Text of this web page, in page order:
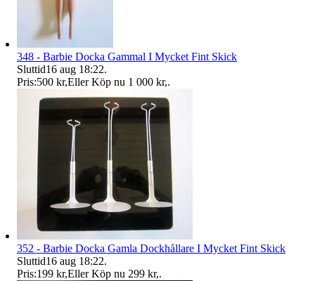
348 - Barbie Docka Gammal I Mycket Fint Skick
Sluttid16 aug 18:22.
Pris:500 kr,Eller Köp nu 1 000 kr,.
352 - Barbie Docka Gamla Dockhållare I Mycket Fint Skick
Sluttid16 aug 18:22.
Pris:199 kr,Eller Köp nu 299 kr,.